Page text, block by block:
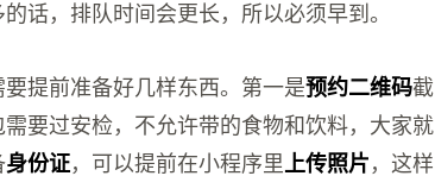
话，排队时间会更长，所以必须早到。
提前准备好几样东西。第一是预约二维码截
要过安检，不允许带的食物和饮料，大家就
身份证，可以提前在小程序里 上传照片 ，这样